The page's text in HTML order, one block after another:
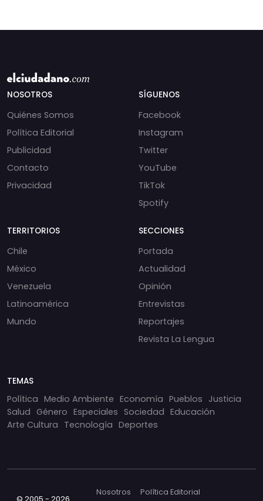
NOSOTROS
Quiénes Somos
Política Editorial
Publicidad
Contacto
Privacidad
SÍGUENOS
Facebook
Instagram
Twitter
YouTube
TikTok
Spotify
TERRITORIOS
Chile
México
Venezuela
Latinoamérica
Mundo
SECCIONES
Portada
Actualidad
Opinión
Entrevistas
Reportajes
Revista La Lengua
TEMAS
Política Medio Ambiente Economía Pueblos Justicia
Salud Género Especiales Sociedad Educación
Arte Cultura Tecnología Deportes
© 2005 - 2026
Nosotros Política Editorial